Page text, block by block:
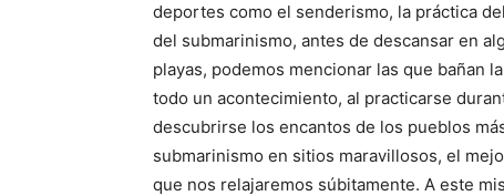
deportes como el senderismo, la práctica
del submarinismo, antes de descansar en
playas, podemos mencionar las que bañan
todo un acontecimiento, al practicarse
descubrirse los encantos de los pueblos
submarinismo en sitios maravillosos, el
que nos relajaremos súbitamente. A este